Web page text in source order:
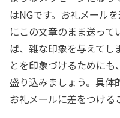
はNGです。お礼メール
にこの文章のまま送って
ば、雑な印象を与えてし
とを印象づけるために
盛り込みましょう。具体
お礼メールに差をつける